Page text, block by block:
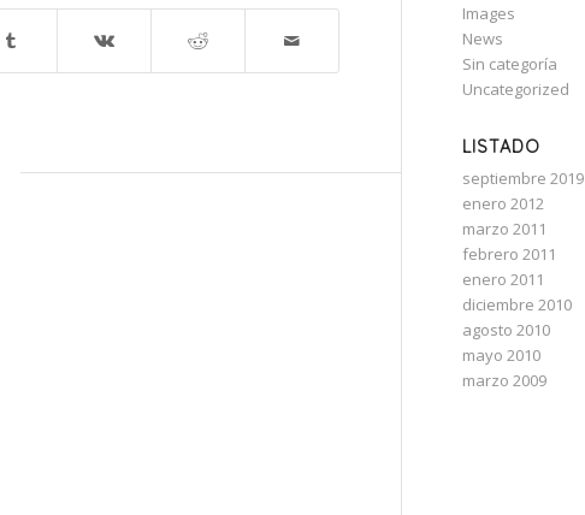
Images
News
Sin categoría
Uncategorized
LISTADO
septiembre 2019
enero 2012
marzo 2011
febrero 2011
enero 2011
diciembre 2010
agosto 2010
mayo 2010
marzo 2009